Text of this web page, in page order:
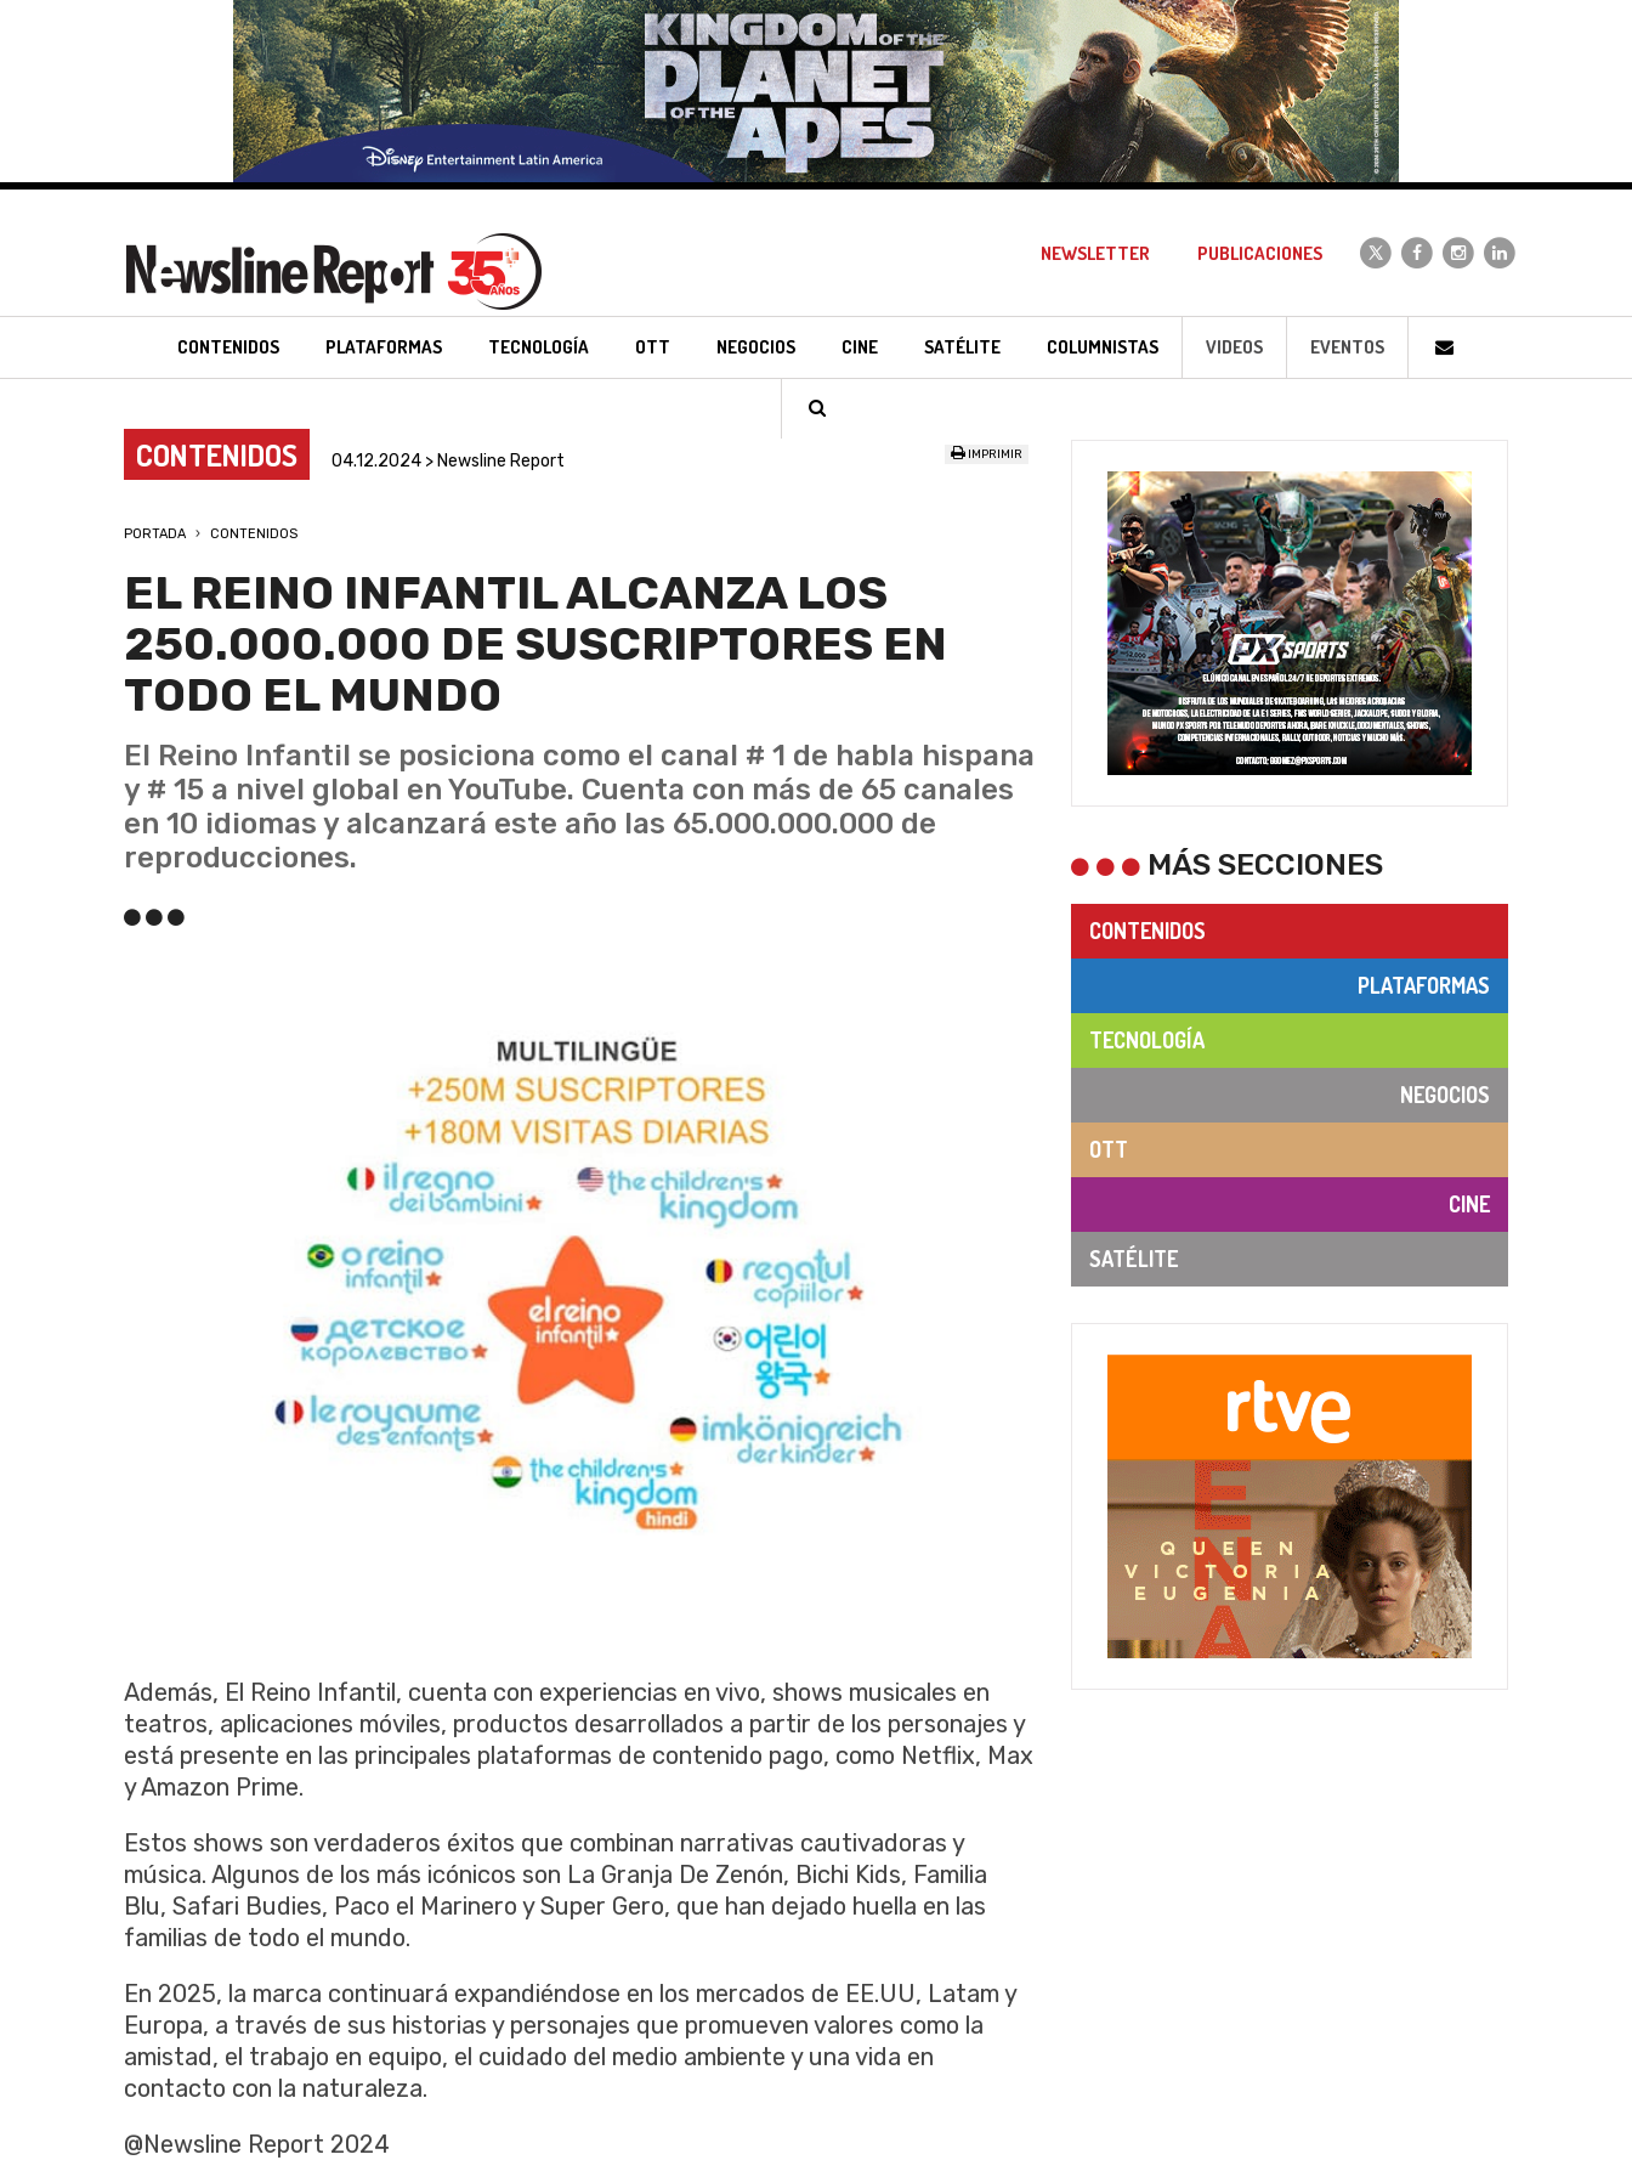
NEWSLETTER PUBLICACIONES
CONTENIDOS PLATAFORMAS TECNOLOGÍA OTT NEGOCIOS CINE SATÉLITE COLUMNISTAS VIDEOS EVENTOS
CONTENIDOS 04.12.2024 > Newsline Report IMPRIMIR
PORTADA CONTENIDOS
EL REINO INFANTIL ALCANZA LOS
250.000.000 DE SUSCRIPTORES EN
TODO EL MUNDO
El Reino Infantil se posiciona como el canal # 1 de habla hispana
y # 15 a nivel global en YouTube. Cuenta con más de 65 canales
en 10 idiomas y alcanzará este año las 65.000.000.000 de
reproducciones.
Además, El Reino Infantil, cuenta con experiencias en vivo, shows musicales en
teatros, aplicaciones móviles, productos desarrollados a partir de los personajes y
está presente en las principales plataformas de contenido pago, como Netflix, Max
y Amazon Prime.
Estos shows son verdaderos éxitos que combinan narrativas cautivadoras y
música. Algunos de los más icónicos son La Granja De Zenón, Bichi Kids, Familia
Blu, Safari Budies, Paco el Marinero y Super Gero, que han dejado huella en las
familias de todo el mundo.
En 2025, la marca continuará expandiéndose en los mercados de EE.UU, Latam y
Europa, a través de sus historias y personajes que promueven valores como la
amistad, el trabajo en equipo, el cuidado del medio ambiente y una vida en
contacto con la naturaleza.
@Newsline Report 2024
MÁS SECCIONES
CONTENIDOS
PLATAFORMAS
TECNOLOGÍA
NEGOCIOS
OTT
CINE
SATÉLITE